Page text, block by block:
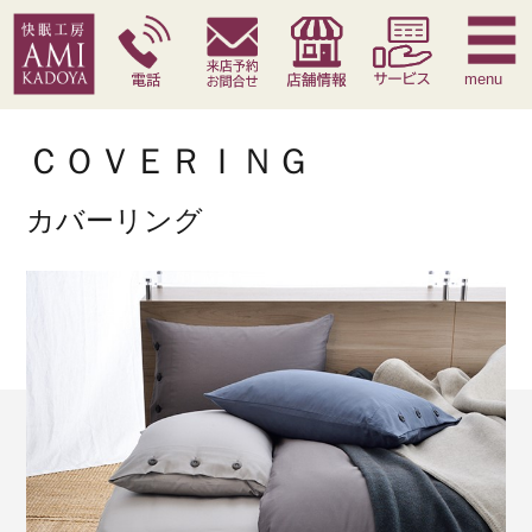
快眠枕 腰痛対策寝具 季節寝具 サービス
menu
ＣＯＶＥＲＩＮＧ
カバーリング